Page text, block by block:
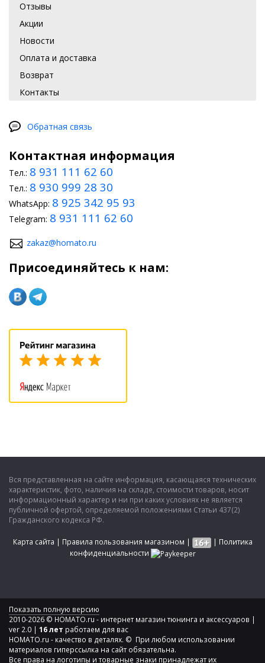
Отзывы
Акции
Новости
Оплата и доставка
Возврат
Контакты
Обратная связь
Контактная информация
Тел.: 8 931 111 62 60
Тел.: 8 930 999 28 30
WhatsApp: 8 925 342 95 93
Telegram: 8 931 111 62 60
zakaz@homato.ru
Присоединяйтесь к нам:
Вся представленная на сайте информация, касающаяся технических
характеристик, фото, наличия на складе, стоимости товаров, носит
информационный характер и ни при каких условиях не является
публичной офертой, определяемой положениями Статьи 437(2)
Гражданского кодекса РФ.
Карта сайта | Правила пользования магазином | | Политика
конфиденциальности
Показать полную версию
2010-2026 © HOMATO.ru - интернет магазин тюнинга и аксессуаров |
ver 2.0 | 16 лет работаем для вас
HOMATO.ru - качество в деталях. © При любом использовании
материалов гиперссылка на сайт обязательна.
Все права на логотипы и товарные знаки принадлежат их